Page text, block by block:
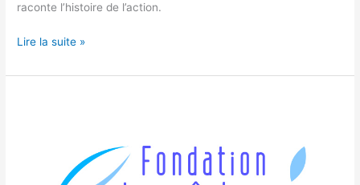
raconte l’histoire de l’action.
Lire la suite »